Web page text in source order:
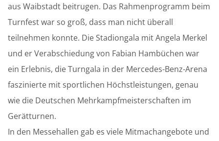
aus Waibstadt beitrugen. Das Rahmenprogramm beim
Turnfest war so groß, dass man nicht überall
teilnehmen konnte. Die Stadiongala mit Angela Merkel
und er Verabschiedung von Fabian Hambüchen war
ein Erlebnis, die Turngala in der Mercedes-Benz-Arena
faszinierte mit sportlichen Höchstleistungen, genau
wie die Deutschen Mehrkampfmeisterschaften im
Gerätturnen.
In den Messehallen gab es viele Mitmachangebote und